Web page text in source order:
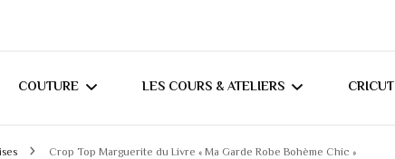
COUTURE LES COURS & ATELIERS CRICUT
Crop Top Marguerite du Livre « Ma Garde Robe Bohème Chic »